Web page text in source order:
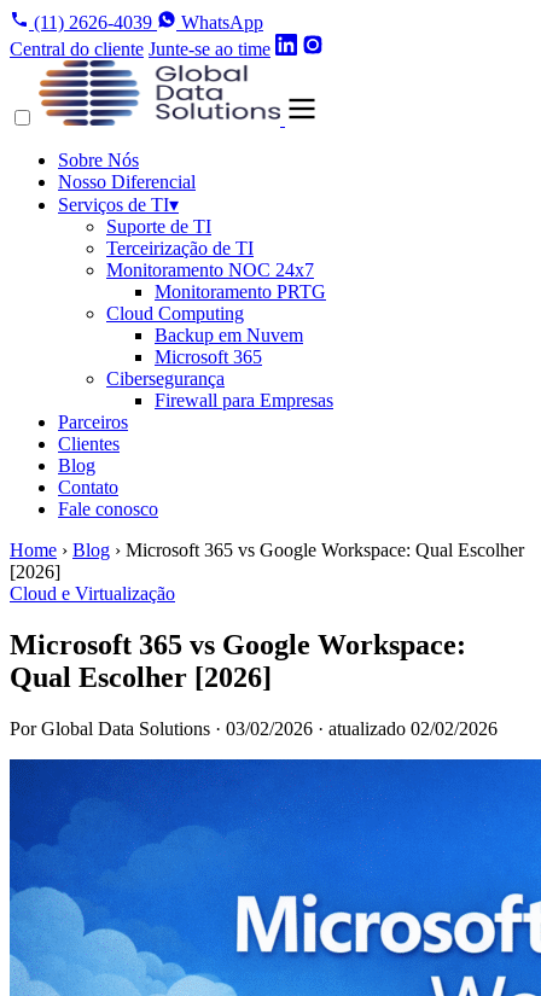
(11) 2626-4039
WhatsApp
Central do cliente Junte-se ao time
Sobre Nós
Nosso Diferencial
Serviços de TI▾
Suporte de TI
Terceirização de TI
Monitoramento NOC 24x7
Monitoramento PRTG
Cloud Computing
Backup em Nuvem
Microsoft 365
Cibersegurança
Firewall para Empresas
Parceiros
Clientes
Blog
Contato
Fale conosco
Home › Blog › Microsoft 365 vs Google Workspace: Qual Escolher
[2026]
Cloud e Virtualização
Microsoft 365 vs Google Workspace:
Qual Escolher [2026]
Por Global Data Solutions · 03/02/2026 · atualizado 02/02/2026